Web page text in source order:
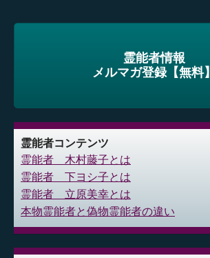
霊能者情報
メルマガ登録【無料】
霊能者コンテンツ
霊能者 木村藤子とは
霊能者 下ヨシ子とは
霊能者 立原美幸とは
本物霊能者と偽物霊能者の違い